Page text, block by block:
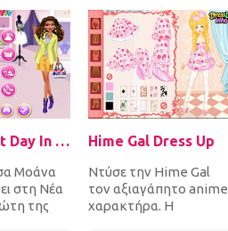
Moana First Day In New York
Μοάνα
στη Νέα
της
Hime Gal Dress Up
Ντύσε την Hime Gal
τον αξιαγάπητο anime
χαρακτήρα. Η